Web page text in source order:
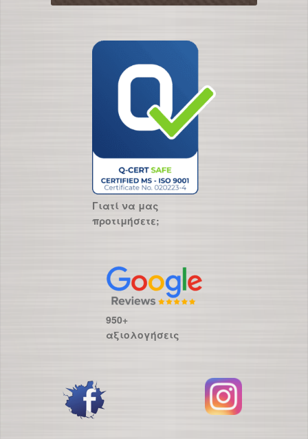
Γιατί να μας
προτιμήσετε;
950+
αξιολογήσεις